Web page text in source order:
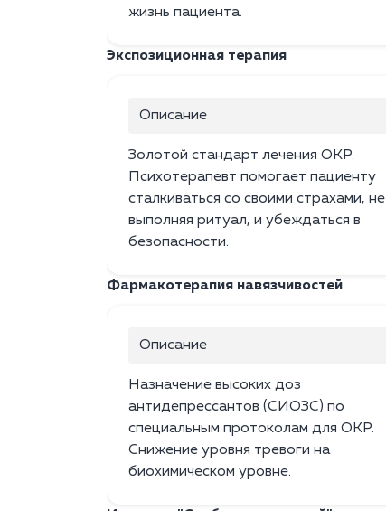
жизнь пациента.
Экспозиционная терапия
Описание
Золотой стандарт лечения ОКР.
Психотерапевт помогает пациенту
сталкиваться со своими страхами, не
выполняя ритуал, и убеждаться в
безопасности.
Фармакотерапия навязчивостей
Описание
Назначение высоких доз
антидепрессантов (СИОЗС) по
специальным протоколам для ОКР.
Снижение уровня тревоги на
биохимическом уровне.